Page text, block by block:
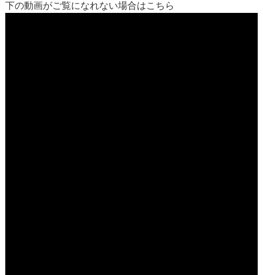
下の動画がご覧になれない場合はこちら